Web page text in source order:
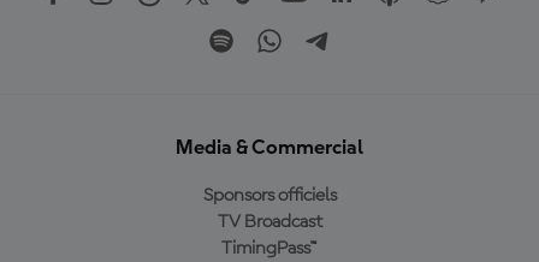
Media & Commercial
Sponsors officiels
TV Broadcast
TimingPass™